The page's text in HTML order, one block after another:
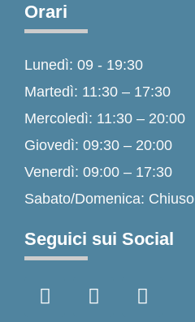
Orari
Lunedì: 09 - 19:30
Martedì: 11:30 – 17:30
Mercoledì: 11:30 – 20:00
Giovedì: 09:30 – 20:00
Venerdì: 09:00 – 17:30
Sabato/Domenica: Chiuso
Seguici sui Social
a
n
i